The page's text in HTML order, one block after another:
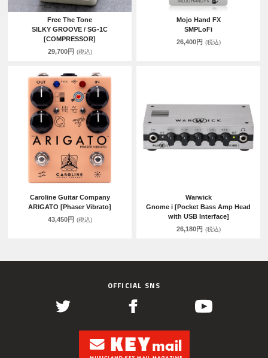
Free The Tone
SILKY GROOVE / SG-1C
[COMPRESSOR]
29,700円 (税込)
Mojo Hand FX
SMPLoFi
26,400円 (税込)
Caroline Guitar Company
ARIGATO [Phaser Vibrato]
43,450円 (税込)
Warwick
Gnome i [Pocket Bass Amp Head
with USB Interface]
26,180円 (税込)
OFFICIAL SNS